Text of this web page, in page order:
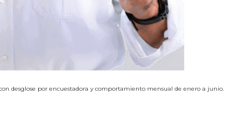
desglose por encuestadora y comportamiento mensual de enero a junio.